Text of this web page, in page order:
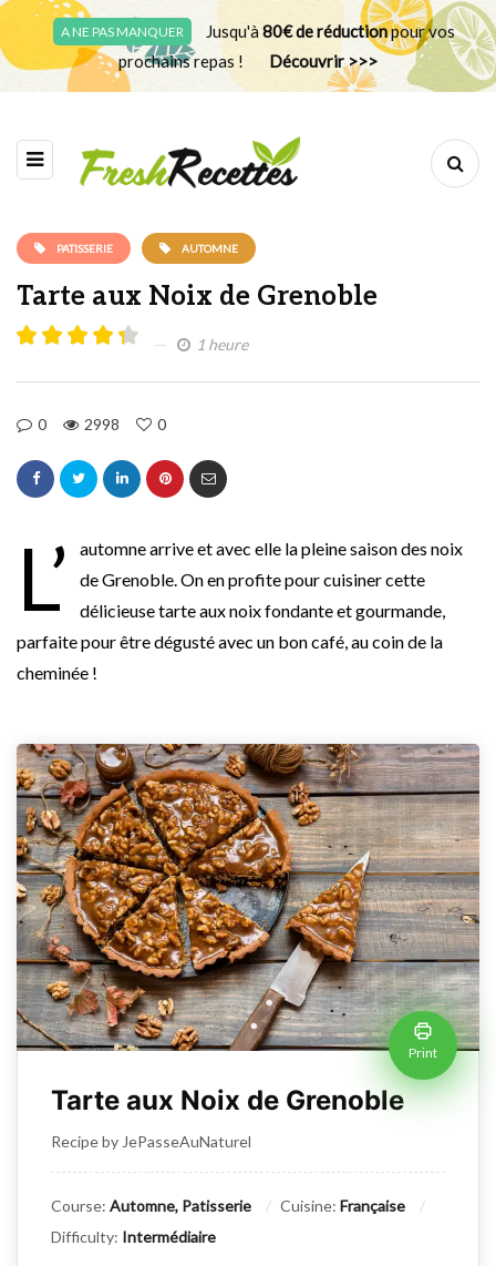
A NE PAS MANQUER Jusqu'à80€ de réductionpour vos
prochains repas !
Découvrir >>>
PATISSERIE AUTOMNE
Tarte aux Noix de Grenoble
1 heure
0 2998 0
L’
automne arrive et avec elle la pleine saison des noix
de Grenoble. On en profite pour cuisiner cette
délicieuse tarte aux noix fondante et gourmande,
parfaite pour être dégusté avec un bon café, au coin de la
cheminée !
Print
Tarte aux Noix de Grenoble
Recipe by JePasseAuNaturel
Course: Automne, Patisserie Cuisine: Française
Difficulty: Intermédiaire